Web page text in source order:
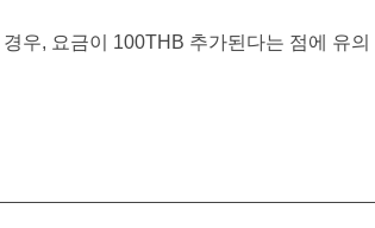
우, 요금이 100THB 추가된다는 점에 유의